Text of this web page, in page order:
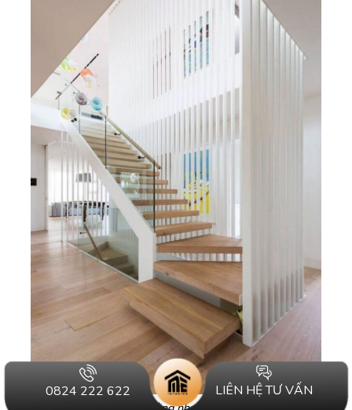
0824 222 622 LIÊN HỆ TƯ VẤN